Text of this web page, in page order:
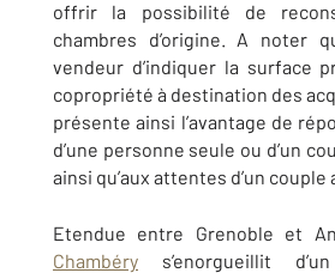
offrir la possibilité de
chambres d’origine. A noter
vendeur d’indiquer la surface
copropriété à destination des
présente ainsi l’avantage de
d’une personne seule ou d’un
ainsi qu’aux attentes d’un couple
Etendue entre Grenoble et
Chambéry s’enorgueillit